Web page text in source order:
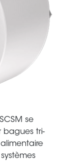
se
bagues tri-